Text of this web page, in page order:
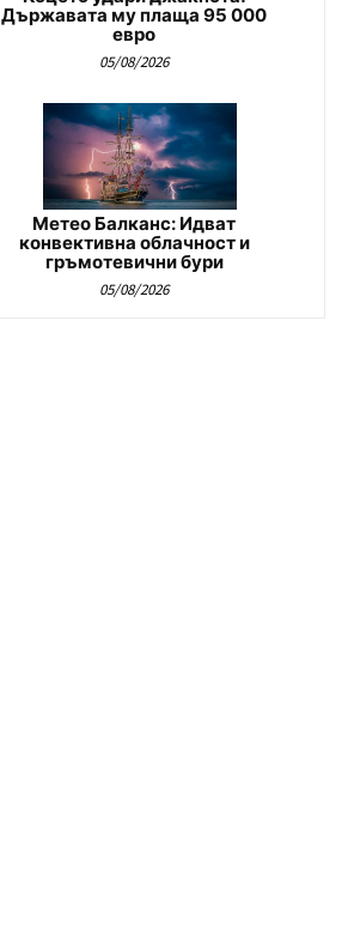
Държавата му плаща 95 000
евро
05/08/2026
Метео Балканс: Идват
конвективна облачност и
гръмотевични бури
05/08/2026